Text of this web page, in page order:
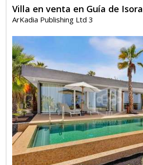
Villa en venta en Guía de Isora
ArKadia Publishing Ltd 3